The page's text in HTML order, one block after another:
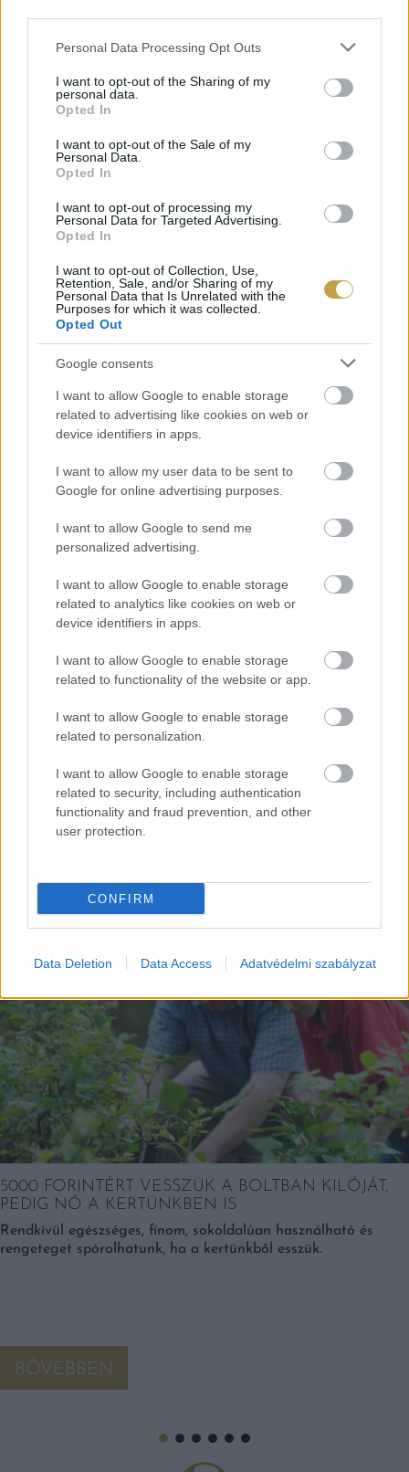
Please note that this website/app uses one or more Google
not limited to your visit or usage behaviour. You may click to
grant or deny consent to Google and its third-party tags to
use your data for below specified purposes in below Google
consent section.
Personal Data Processing Opt Outs
I want to opt-out of the Sharing of my
personal data.
Opted In
I want to opt-out of the Sale of my
Personal Data.
Opted In
I want to opt-out of processing my
Personal Data for Targeted Advertising.
Opted In
I want to opt-out of Collection, Use,
Retention, Sale, and/or Sharing of my
Personal Data that Is Unrelated with the
Purposes for which it was collected.
Opted Out
Google consents
I want to allow Google to enable storage
related to advertising like cookies on web or
device identifiers in apps.
I want to allow my user data to be sent to
Google for online advertising purposes.
I want to allow Google to send me
personalized advertising.
I want to allow Google to enable storage
related to analytics like cookies on web or
device identifiers in apps.
I want to allow Google to enable storage
related to functionality of the website or app.
I want to allow Google to enable storage
related to personalization.
I want to allow Google to enable storage
related to security, including authentication
functionality and fraud prevention, and other
user protection.
CONFIRM
Data Deletion Data Access Adatvédelmi szabályzat
módszerként nem ez a legjobb irány.
Címlapfotó: Thomas Murphy / Unsplash
5000 FORINTÉRT VESSZÜK A BOLTBAN KILÓJÁT,
PEDIG NŐ A KERTÜNKBEN IS
Rendkívül egészséges, finom, sokoldalúan használható és
rengeteget spórolhatunk, ha a kertünkből esszük.
BŐVEBBEN